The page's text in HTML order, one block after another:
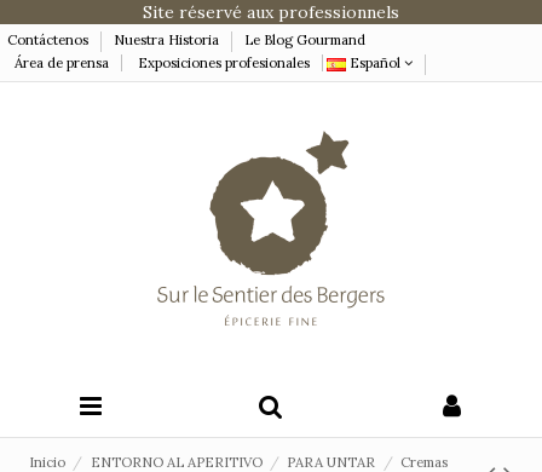
Site réservé aux professionnels
Contáctenos Nuestra Historia
Le Blog Gourmand
Área de prensa
Exposiciones profesionales Español
Inicio ENTORNO AL APERITIVO PARA UNTAR
Cremas